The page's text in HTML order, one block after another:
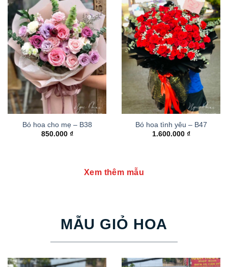
Bó hoa cho mẹ – B38
850.000 ₫
Bó hoa tình yêu – B47
1.600.000 ₫
Xem thêm mẫu
MẪU GIỎ HOA